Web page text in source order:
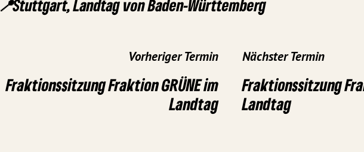
📍Stuttgart, Landtag von Baden-Württemberg
Vorheriger Termin
Fraktionssitzung Fraktion GRÜNE im
Landtag
Nächster Termin
Fraktionssitzung
Landtag